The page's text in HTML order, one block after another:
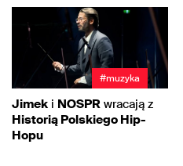
#muzyka
Jimek i NOSPR wracają z
Historią Polskiego Hip-
Hopu